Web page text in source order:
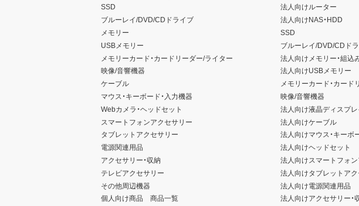
SSD
ブルーレイ/DVD/CDドライブ
メモリー
USBメモリー
メモリーカード・カードリーダー/ライター
映像/音響機器
ケーブル
マウス・キーボード・入力機器
Webカメラ・ヘッドセット
スマートフォンアクセサリー
タブレットアクセサリー
電源関連用品
アクセサリー・収納
テレビアクセサリー
その他周辺機器
個人向け商品 商品一覧
法人向けルーター
法人向けNAS・HDD
SSD
ブルーレイ/DVD/CDド
法人向けメモリー・組込
法人向けUSBメモリー
メモリーカード・カード
映像/音響機器
法人向け液晶ディスプレ
法人向けケーブル
法人向けマウス・キーボ
法人向けヘッドセット
法人向けスマートフォ
法人向けタブレットア
法人向け電源関連用品
法人向けアクセサリー・